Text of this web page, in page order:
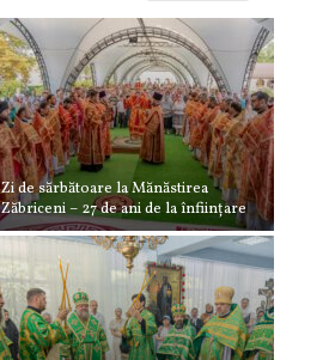
Zi de sărbătoare la Mănăstirea
Zăbriceni – 27 de ani de la înființare